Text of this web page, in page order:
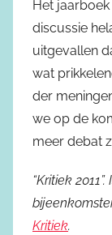
Het
discussie
uitgevallen
wat
der
we op de
meer debat
“Kritiek
Kritiek.